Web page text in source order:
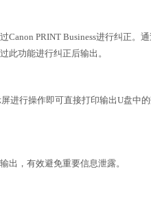
PRINT Business进行纠正。
此功能进行纠正后输出。
行操作即可直接打印输出U盘中的
，有效避免重要信息泄露。